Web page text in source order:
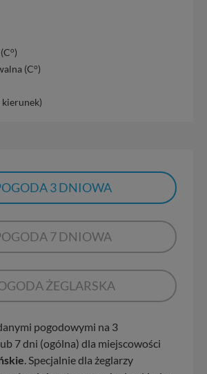
o)
(Co)
3 DNIOWA
7 DNIOWA
ŻEGLARSKA
pogodowymi na 3
7 dni (ogólna) dla miejscowości
. Specjalnie dla żeglarzy